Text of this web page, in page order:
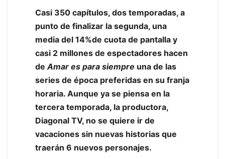
Casi 350 capítulos, dos temporadas, a
punto de finalizar la segunda, una
media del 14%de cuota de pantalla y
casi 2 millones de espectadores hacen
de Amar es para siempre una de las
series de época preferidas en su franja
horaria. Aunque ya se piensa en la
tercera temporada, la productora,
Diagonal TV, no se quiere ir de
vacaciones sin nuevas historias que
traerán 6 nuevos personajes.